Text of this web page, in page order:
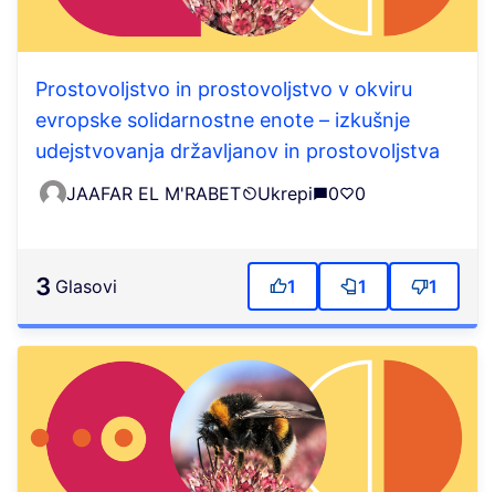
Prostovoljstvo in prostovoljstvo v okviru
evropske solidarnostne enote – izkušnje
udejstvovanja državljanov in prostovoljstva
JAAFAR EL M'RABET Ukrepi 0 0
3 Glasovi 1 1 1